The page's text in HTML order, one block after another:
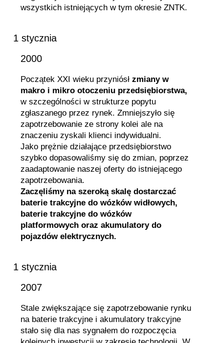
wszystkich istniejących w tym okresie ZNTK.
1 stycznia
2000
Początek XXI wieku przyniósł zmiany w
makro i mikro otoczeniu przedsiębiorstwa,
w szczególności w strukturze popytu
zgłaszanego przez rynek. Zmniejszyło się
zapotrzebowanie ze strony kolei ale na
znaczeniu zyskali klienci indywidualni.
Jako prężnie działające przedsiębiorstwo
szybko dopasowaliśmy się do zmian, poprzez
zaadaptowanie naszej oferty do istniejącego
zapotrzebowania.
Zaczęliśmy na szeroką skalę dostarczać
baterie trakcyjne do wózków widłowych,
baterie trakcyjne do wózków
platformowych oraz akumulatory do
pojazdów elektrycznych.
1 stycznia
2007
Stale zwiększające się zapotrzebowanie rynku
na baterie trakcyjne i akumulatory trakcyjne
stało się dla nas sygnałem do rozpoczęcia